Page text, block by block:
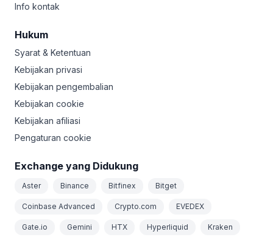
Info kontak
Hukum
Syarat & Ketentuan
Kebijakan privasi
Kebijakan pengembalian
Kebijakan cookie
Kebijakan afiliasi
Pengaturan cookie
Exchange yang Didukung
Aster Binance Bitfinex Bitget
Coinbase Advanced Crypto.com EVEDEX
Gate.io Gemini HTX Hyperliquid Kraken